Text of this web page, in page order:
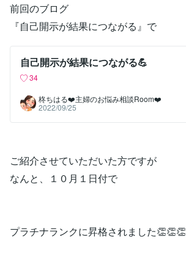
前回のブログ
『自己開示が結果につながる』で
自己開示が結果につながる💪
34
柊ちはる❤️主婦のお悩み相談Room❤️
2022/09/25
ご紹介させていただいた方ですが
なんと、１０月１日付で
プラチナランクに昇格されました👏👏👏